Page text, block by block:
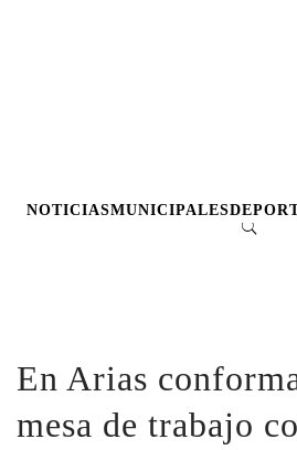
NOTICIASMUNICIPALES
En Arias
mesa de trabajo